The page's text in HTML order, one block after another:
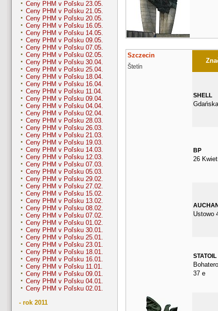
Ceny PHM v Poľsku 23.05.
Ceny PHM v Poľsku 21.05.
Ceny PHM v Poľsku 20.05.
Ceny PHM v Poľsku 16.05.
Ceny PHM v Poľsku 14.05.
Ceny PHM v Poľsku 09.05.
Ceny PHM v Poľsku 07.05.
Ceny PHM v Poľsku 02.05.
Ceny PHM v Poľsku 30.04.
Ceny PHM v Poľsku 25.04.
Ceny PHM v Poľsku 18.04.
Ceny PHM v Poľsku 16.04.
Ceny PHM v Poľsku 11.04.
Ceny PHM v Poľsku 09.04.
Ceny PHM v Poľsku 04.04.
Ceny PHM v Poľsku 02.04.
Ceny PHM v Poľsku 28.03.
Ceny PHM v Poľsku 26.03.
Ceny PHM v Poľsku 21.03.
Ceny PHM v Poľsku 19.03.
Ceny PHM v Poľsku 14.03.
Ceny PHM v Poľsku 12.03.
Ceny PHM v Poľsku 07.03.
Ceny PHM v Poľsku 05.03.
Ceny PHM v Poľsku 29.02.
Ceny PHM v Poľsku 27.02.
Ceny PHM v Poľsku 15.02.
Ceny PHM v Poľsku 13.02.
Ceny PHM v Poľsku 08.02.
Ceny PHM v Poľsku 07.02.
Ceny PHM v Poľsku 01.02.
Ceny PHM v Poľsku 30.01.
Ceny PHM v Poľsku 25.01.
Ceny PHM v Poľsku 23.01.
Ceny PHM v Poľsku 18.01.
Ceny PHM v Poľsku 16.01.
Ceny PHM v Poľsku 11.01.
Ceny PHM v Poľsku 09.01.
Ceny PHM v Poľsku 04.01.
Ceny PHM v Poľsku 02.01.
- rok 2011
Szczecin
Štetín
SHELL
BP
26
Ustowo
STATOIL
37 e